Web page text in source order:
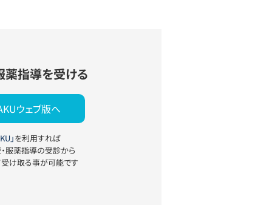
薬指導を受ける
ウェブ版へ
」を利用すれば
服薬指導の受診から
け取る事が可能です